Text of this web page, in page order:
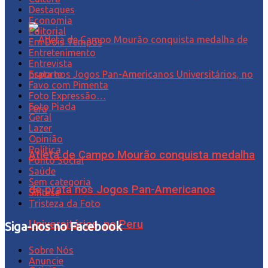
Atleta de Campo Mourão conquista medalha
de prata nos Jogos Pan-Americanos
Universitários, no Peru
Destaques
Economia
Editorial
Em Dois Tempos
Entretenimento
Entrevista
Esporte
Favo com Pimenta
Foto Expressão…
Foto Piada
Geral
Lazer
Opinião
Política
Ponto Social
Saúde
Sem categoria
Síntese
Tristeza da Foto
Siga-nos no Facebook
Sobre Nós
Anuncie